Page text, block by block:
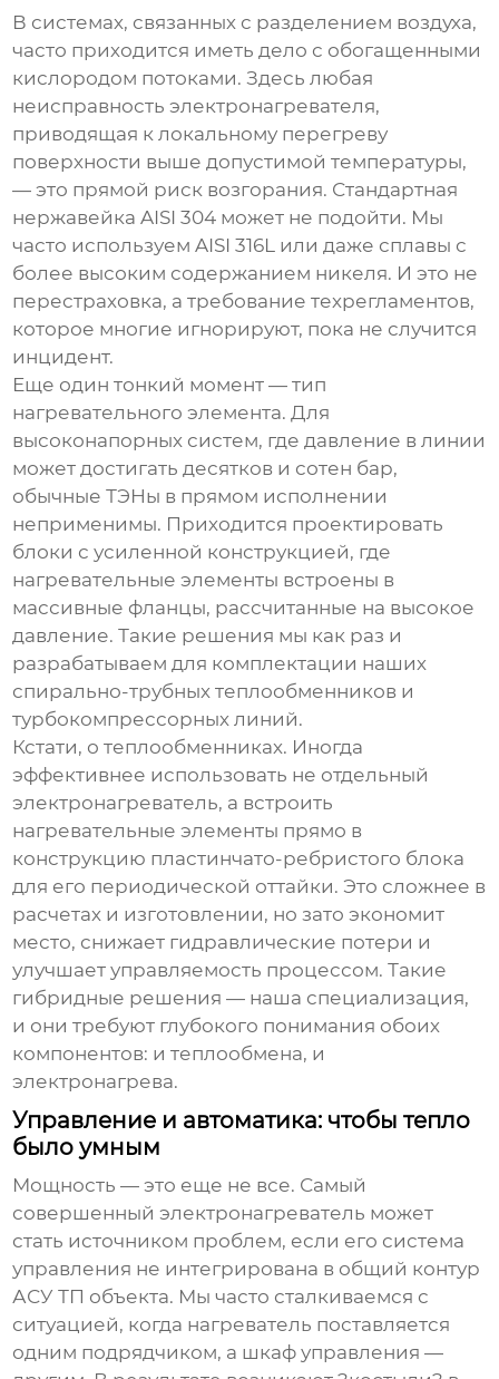
В системах, связанных с разделением воздуха,
часто приходится иметь дело с обогащенными
кислородом потоками. Здесь любая
неисправностьэлектронагревателя,
приводящая к локальному перегреву
поверхности выше допустимой температуры,
— это прямой риск возгорания. Стандартная
нержавейка AISI 304 может не подойти. Мы
часто используем AISI 316L или даже сплавы с
более высоким содержанием никеля. И это не
перестраховка, а требование техрегламентов,
которое многие игнорируют, пока не случится
инцидент.
Еще один тонкий момент — тип
нагревательного элемента. Для
высоконапорных систем, где давление в линии
может достигать десятков и сотен бар,
обычные ТЭНы в прямом исполнении
неприменимы. Приходится проектировать
блоки с усиленной конструкцией, где
нагревательные элементы встроены в
массивные фланцы, рассчитанные на высокое
давление. Такие решения мы как раз и
разрабатываем для комплектации наших
спирально-трубных теплообменников и
турбокомпрессорных линий.
Кстати, о теплообменниках. Иногда
эффективнее использовать не отдельный
электронагреватель, а встроить
нагревательные элементы прямо в
конструкцию пластинчато-ребристого блока
для его периодической оттайки. Это сложнее в
расчетах и изготовлении, но зато экономит
место, снижает гидравлические потери и
улучшает управляемость процессом. Такие
гибридные решения — наша специализация,
и они требуют глубокого понимания обоих
компонентов: и теплообмена, и
электронагрева.
Управление и автоматика: чтобы тепло
было умным
Мощность — это еще не все. Самый
совершенныйэлектронагреватель может
стать источником проблем, если его система
управления не интегрирована в общий контур
АСУ ТП объекта. Мы часто сталкиваемся с
ситуацией, когда нагреватель поставляется
одним подрядчиком, а шкаф управления —